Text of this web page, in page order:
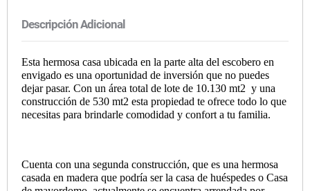
Descripción Adicional
Esta hermosa casa ubicada en la parte alta del escobero en
envigado es una oportunidad de inversión que no puedes
dejar pasar. Con un área total de lote de 10.130 mt2 y una
construcción de 530 mt2 esta propiedad te ofrece todo lo que
necesitas para brindarle comodidad y confort a tu familia.
Cuenta con una segunda construcción, que es una hermosa
casada en madera que podría ser la casa de huéspedes o Casa